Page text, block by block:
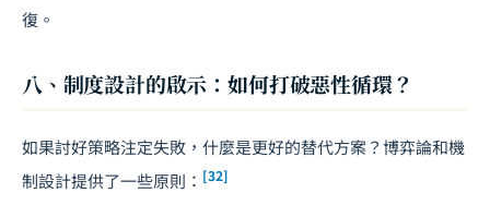
復。
八、制度設計的啟示：如何打破惡性循環？
如果討好策略注定失敗，什麼是更好的替代方案？博弈論和機
制設計提供了一些原則： [32]